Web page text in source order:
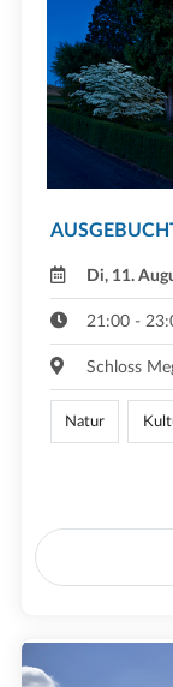
Di, 11.
21:00 -
Schloss
Natur